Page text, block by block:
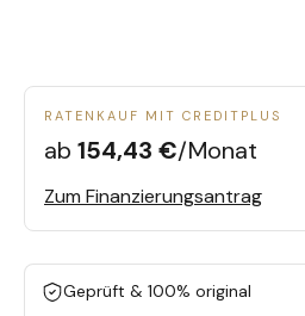
RATENKAUF MIT CREDITPLUS
ab 154,43 €/Monat
Zum Finanzierungsantrag
Geprüft & 100% original